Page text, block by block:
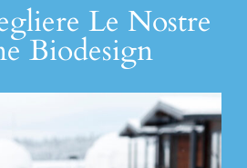
Le Nostre
Biodesign